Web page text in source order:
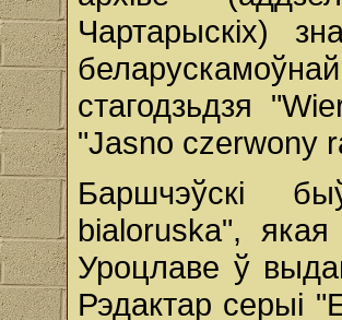
Чартарыскіх)
стагодзьдзя
"Jasno czerwony
Баршчэўскі
bialoruska",
Уроцлаве ў
Рэдактар серыі